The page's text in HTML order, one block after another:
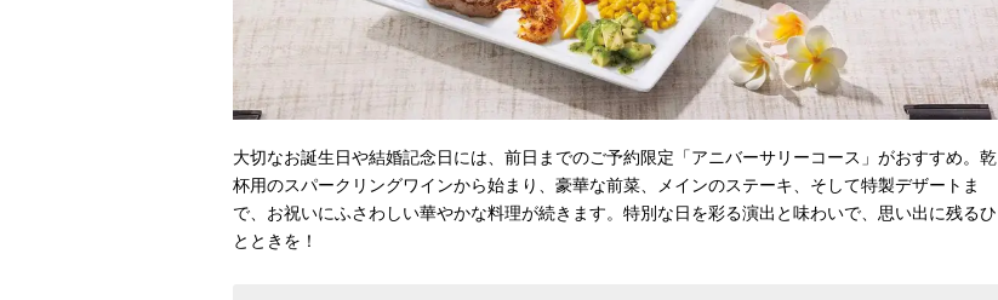
大切なお誕生日や結婚記念日には、前日までのご予約限定「アニバーサリーコース」がおすすめ。乾
杯用のスパークリングワインから始まり、豪華な前菜、メインのステーキ、そして特製デザートま
で、お祝いにふさわしい華やかな料理が続きます。特別な日を彩る演出と味わいで、思い出に残るひ
とときを！